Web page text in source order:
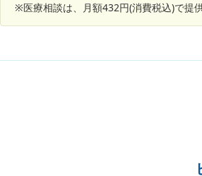
※医療相談は、月額432円(消費税込)で提